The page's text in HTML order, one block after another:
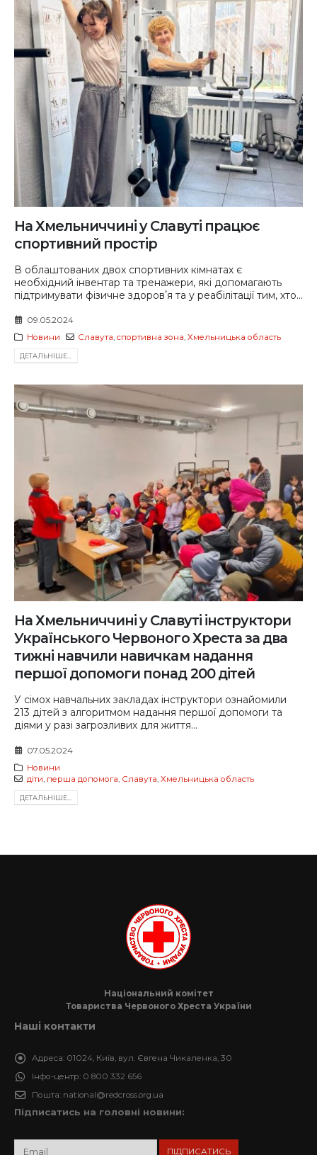
На Хмельниччині у Славуті працює
спортивний простір
В облаштованих двох спортивних кімнатах є
необхідний інвентар та тренажери, які допомагають
підтримувати фізичне здоровʼя та у реабілітації тим, хто...
09.05.2024
Новини
Славута,спортивна зона,Хмельницька область
ДЕТАЛЬНIШЕ...
На Хмельниччині у Славуті інструктори
Українського Червоного Хреста за два
тижні навчили навичкам надання
першої допомоги понад 200 дітей
У сімох навчальних закладах інструктори ознайомили
213 дітей з алгоритмом надання першої допомоги та
діями у разі загрозливих для життя...
07.05.2024
Новини
діти, перша допомога, Славута, Хмельницька область
ДЕТАЛЬНIШЕ...
Національний комітет
Товариства Червоного Хреста України
Наші контакти
Адреса: 01024, Київ, вул. Євгена Чикаленка, 30
Інфо-центр: 0 800 332 656
Пошта: national@redcross.org.ua
Підписатись на головні новини: